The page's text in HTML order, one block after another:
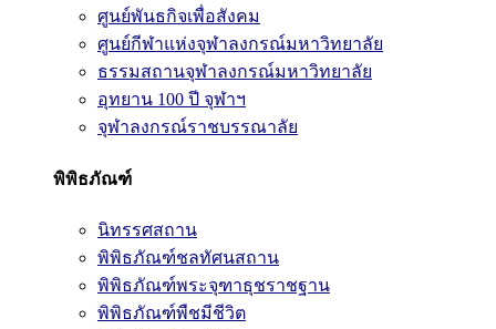
ศูนย์พันธกิจเพื่อสังคม
ศูนย์กีฬาแห่งจุฬาลงกรณ์มหาวิทยาลัย
ธรรมสถานจุฬาลงกรณ์มหาวิทยาลัย
อุทยาน 100 ปี จุฬาฯ
จุฬาลงกรณ์ราชบรรณาลัย
พิพิธภัณฑ์
นิทรรศสถาน
พิพิธภัณฑ์ชลทัศนสถาน
พิพิธภัณฑ์พระจุฑาธุชราชฐาน
พิพิธภัณฑ์พืชมีชีวิต